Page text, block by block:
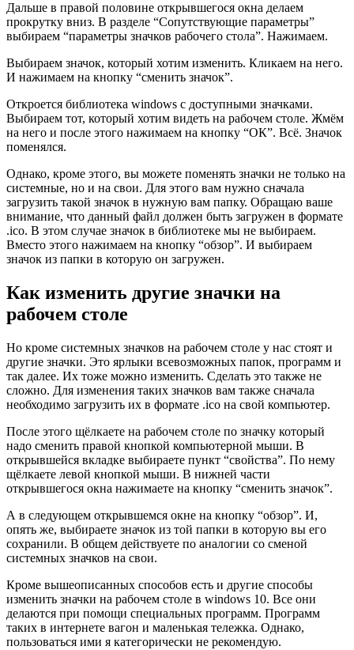
Дальше в правой половине открывшегося окна делаем
прокрутку вниз. В разделе “Сопутствующие параметры”
выбираем “параметры значков рабочего стола”. Нажимаем.
Выбираем значок, который хотим изменить. Кликаем на него.
И нажимаем на кнопку “сменить значок”.
Откроется библиотека windows с доступными значками.
Выбираем тот, который хотим видеть на рабочем столе. Жмём
на него и после этого нажимаем на кнопку “ОК”. Всё. Значок
поменялся.
Однако, кроме этого, вы можете поменять значки не только на
системные, но и на свои. Для этого вам нужно сначала
загрузить такой значок в нужную вам папку. Обращаю ваше
внимание, что данный файл должен быть загружен в формате
.ico. В этом случае значок в библиотеке мы не выбираем.
Вместо этого нажимаем на кнопку “обзор”. И выбираем
значок из папки в которую он загружен.
Как изменить другие значки на
рабочем столе
Но кроме системных значков на рабочем столе у нас стоят и
другие значки. Это ярлыки всевозможных папок, программ и
так далее. Их тоже можно изменить. Сделать это также не
сложно. Для изменения таких значков вам также сначала
необходимо загрузить их в формате .ico на свой компьютер.
После этого щёлкаете на рабочем столе по значку который
надо сменить правой кнопкой компьютерной мыши. В
открывшейся вкладке выбираете пункт “свойства”. По нему
щёлкаете левой кнопкой мыши. В нижней части
открывшегося окна нажимаете на кнопку “сменить значок”.
А в следующем открывшемся окне на кнопку “обзор”. И,
опять же, выбираете значок из той папки в которую вы его
сохранили. В общем действуете по аналогии со сменой
системных значков на свои.
Кроме вышеописанных способов есть и другие способы
изменить значки на рабочем столе в windows 10. Все они
делаются при помощи специальных программ. Программ
таких в интернете вагон и маленькая тележка. Однако,
пользоваться ими я категорически не рекомендую.